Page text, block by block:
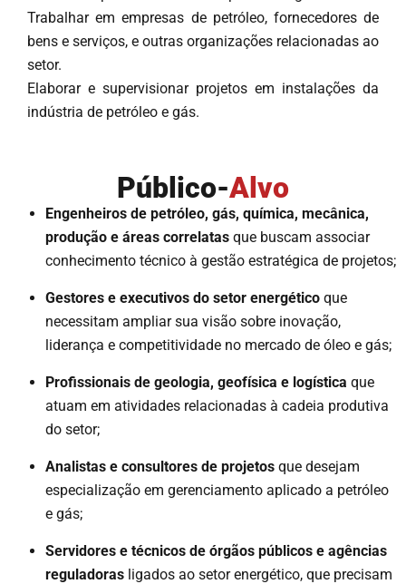
Trabalhar em empresas de petróleo, fornecedores de
bens e serviços, e outras organizações relacionadas ao
setor.
Elaborar e supervisionar projetos em instalações da
indústria de petróleo e gás.
Público-Alvo
Engenheiros de petróleo, gás, química, mecânica,
produção e áreas correlatas que buscam associar
conhecimento técnico à gestão estratégica de projetos;
Gestores e executivos do setor energético que
necessitam ampliar sua visão sobre inovação,
liderança e competitividade no mercado de óleo e gás;
Profissionais de geologia, geofísica e logística que
atuam em atividades relacionadas à cadeia produtiva
do setor;
Analistas e consultores de projetos que desejam
especialização em gerenciamento aplicado a petróleo
e gás;
Servidores e técnicos de órgãos públicos e agências
reguladoras ligados ao setor energético, que precisam